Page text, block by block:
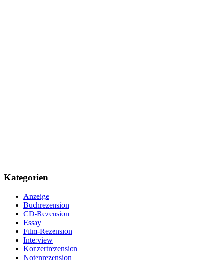
Kategorien
Anzeige
Buchrezension
CD-Rezension
Essay
Film-Rezension
Interview
Konzertrezension
Notenrezension